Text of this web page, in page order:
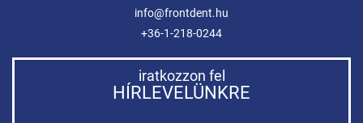
info@frontdent.hu
+36-1-218-0244
iratkozzon fel
HÍRLEVELÜNKRE